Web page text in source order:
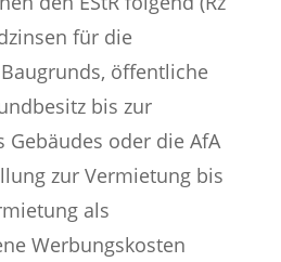
für die
öffentliche
bis zur
Gebäudes oder die AfA
zur Vermietung bis
als
Werbungskosten